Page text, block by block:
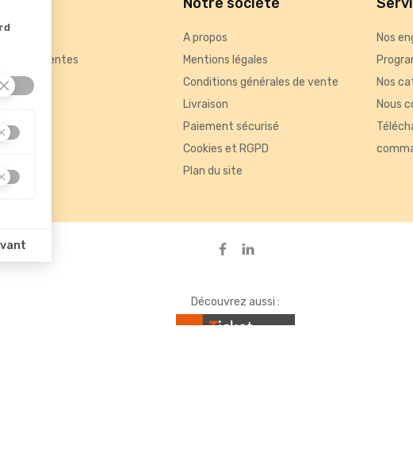
ventes
A propos
Mentions légales
Conditions générales de vente
Livraison
Paiement sécurisé
Cookies et RGPD
Plan du site
Nos
Nos
Nous
Découvrez aussi :
permet de mesurer des indicateurs tels que le trafic, les produits les plus
paramètres de confidentialité, en garantissant la conformité avec les